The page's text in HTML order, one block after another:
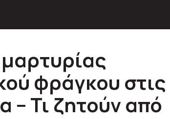
φράγκου στις
– Τι ζητούν από